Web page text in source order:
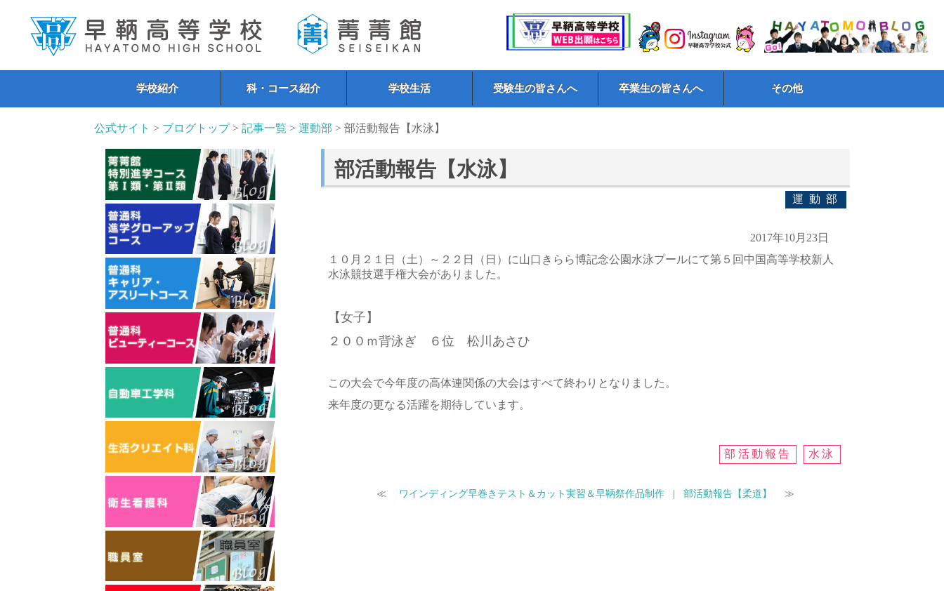
学校紹介 科・コース紹介 学校生活 受験生の皆さんへ 卒業生の皆さんへ その他
公式サイト > ブログトップ>記事一覧 >運動部 > 部活動報告【水泳】
部活動報告【水泳】
運動部
2017年10月23日
１０月２１日（土）～２２日（日）に山口きらら博記念公園水泳プールにて第５回中国高等学校新人
水泳競技選手権大会がありました。
【女子】
２００ｍ背泳ぎ
６位 松川あさひ
この大会で今年度の高体連関係の大会はすべて終わりとなりました。
来年度の更なる活躍を期待しています。
部活動報告 水泳
≪ ワインディング早巻きテスト＆カット実習＆早鞆祭作品制作| 部活動報告【柔道】 ≫